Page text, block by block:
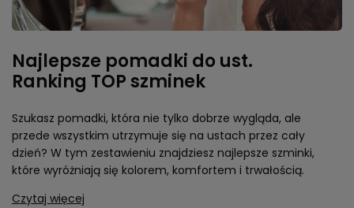
Najlepsze pomadki do ust.
Ranking TOP szminek
Szukasz pomadki, która nie tylko dobrze wygląda, ale
przede wszystkim utrzymuje się na ustach przez cały
dzień? W tym zestawieniu znajdziesz najlepsze szminki,
które wyróżniają się kolorem, komfortem i trwałością.
Czytaj więcej